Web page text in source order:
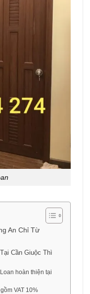
An Chỉ Từ
Cần Giuộc Thì
hoàn thiện tại
VAT 10%